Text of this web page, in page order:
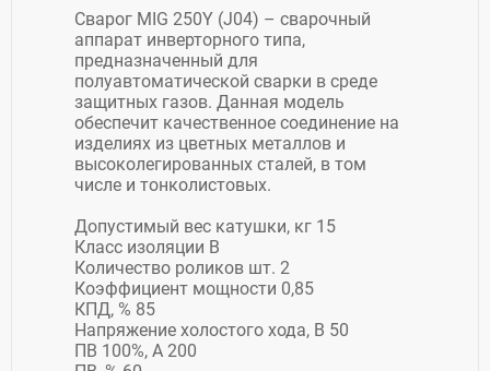
Сварог MIG 250Y (J04) – сварочный
аппарат инверторного типа,
предназначенный для
полуавтоматической сварки в среде
защитных газов. Данная модель
обеспечит качественное соединение на
изделиях из цветных металлов и
высоколегированных сталей, в том
числе и тонколистовых.
Допустимый вес катушки, кг 15
Класс изоляции B
Количество роликов шт. 2
Коэффициент мощности 0,85
КПД, % 85
Напряжение холостого хода, В 50
ПВ 100%, А 200